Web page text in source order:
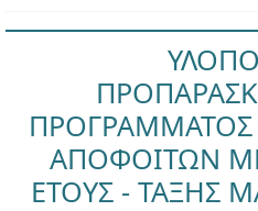
ΠΡΟΓΡΑΜΜΑΤΟΣ
ΑΠΟΦΟΙΤΩΝ
ΕΤΟΥΣ - ΤΑΞΗΣ